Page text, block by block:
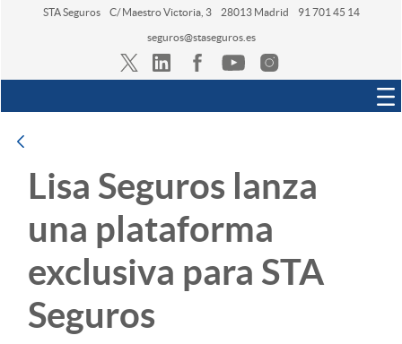
STA Seguros C/ Maestro Victoria, 3 28013 Madrid 91 701 45 14
seguros@staseguros.es
Navegación
Lisa Seguros lanza
una plataforma
exclusiva para STA
Seguros